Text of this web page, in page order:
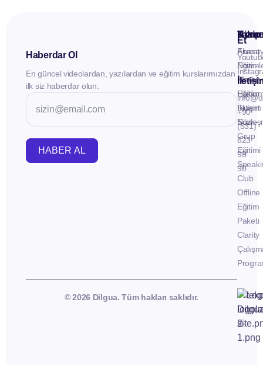
Haberdar Ol
En güncel videolardan, yazılardan ve eğitim kurslarımızdan
ilk siz haberdar olun.
HABER AL
İletişim
Fluent
Now -
Birebir
Eğitim
Fluent
Now -
Grup
Eğitimi
Club
Offline
Eğitim
Paketi
Clarity
Takip
Et
+90
(531)
623
98
90
© 2026 Dilgua. Tüm hakları saklıdır.